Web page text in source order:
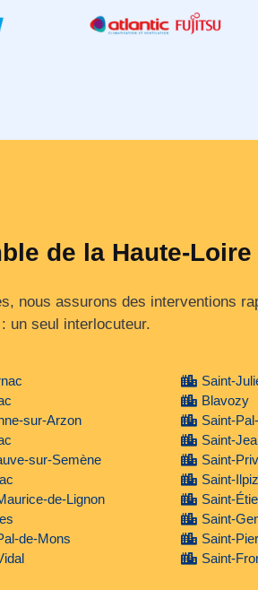
de la Haute-Loire
nous assurons des interventions
un seul interlocuteur.
sur-Arzon
sur-Semène
de-Lignon
de-Mons
Saint-
Blavozy
Saint-
Saint-
Saint-
Saint-
Saint-
Saint-
Saint-
Saint-